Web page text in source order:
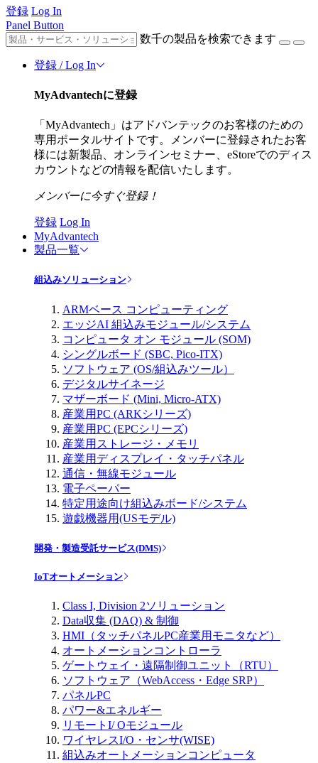
登録 Log In
Panel Button
数千の製品を検索できます
登録 / Log In
MyAdvantechに登録
「MyAdvantech」はアドバンテックのお客様のための
専用ポータルサイトです。メンバーに登録されたお客
様には新製品、オンラインセミナー、eStoreでのディス
カウントなどの情報を配信いたします。
メンバーに今すぐ登録！
登録 Log In
MyAdvantech
製品一覧
組込みソリューション
ARMベース コンピューティング
エッジAI 組込みモジュール/システム
コンピュータ オン モジュール (SOM)
シングルボード (SBC, Pico-ITX)
ソフトウェア (OS/組込みツール）
デジタルサイネージ
マザーボード (Mini, Micro-ATX)
産業用PC (ARKシリーズ)
産業用PC (EPCシリーズ)
産業用ストレージ・メモリ
産業用ディスプレイ・タッチパネル
通信・無線モジュール
電子ペーパー
特定用途向け組込みボード/システム
遊戯機器用(USモデル)
開発・製造受託サービス(DMS)
IoTオートメーション
Class I, Division 2ソリューション
Data収集 (DAQ) & 制御
HMI（タッチパネルPC産業用モニタなど）
オートメーションコントローラ
ゲートウェイ・遠隔制御ユニット（RTU）
ソフトウェア（WebAccess・Edge SRP）
パネルPC
パワー&エネルギー
リモートI/ Oモジュール
ワイヤレスI/O・センサ(WISE)
組込みオートメーションコンピュータ